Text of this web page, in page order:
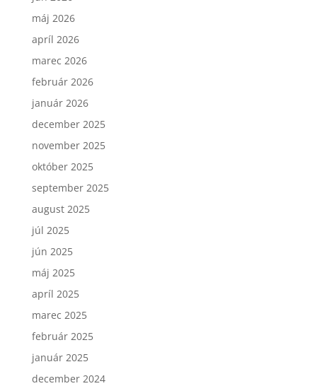
máj 2026
apríl 2026
marec 2026
február 2026
január 2026
december 2025
november 2025
október 2025
september 2025
august 2025
júl 2025
jún 2025
máj 2025
apríl 2025
marec 2025
február 2025
január 2025
december 2024